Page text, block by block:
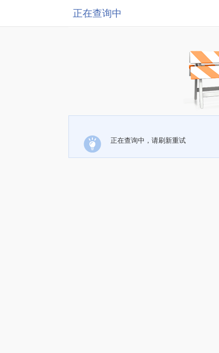
正在查询中
正在查询中，请刷新重试